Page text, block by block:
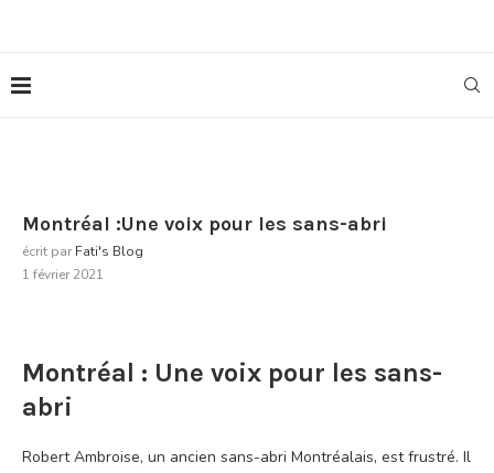
Montréal :Une voix pour les sans-abri
écrit par Fati's Blog
1 février 2021
Montréal : Une voix pour les sans-
abri
Robert Ambroise, un ancien sans-abri Montréalais, est frustré. Il